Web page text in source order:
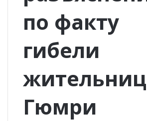
по факту
гибели
Гюмри